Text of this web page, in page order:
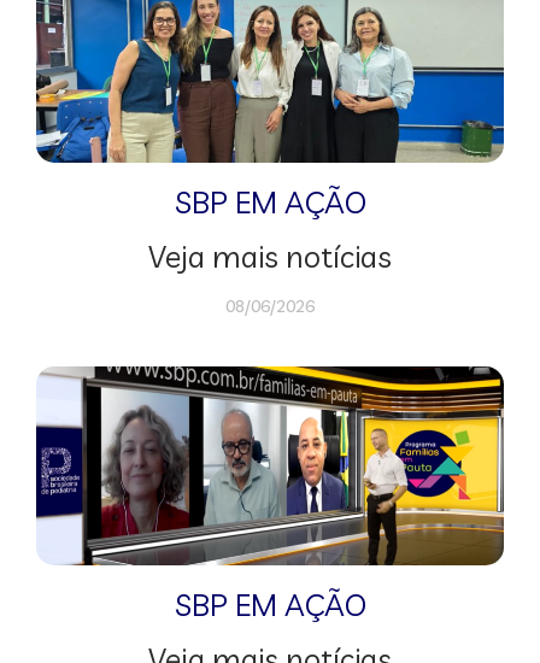
SBP EM AÇÃO
Veja mais notícias
08/06/2026
SBP EM AÇÃO